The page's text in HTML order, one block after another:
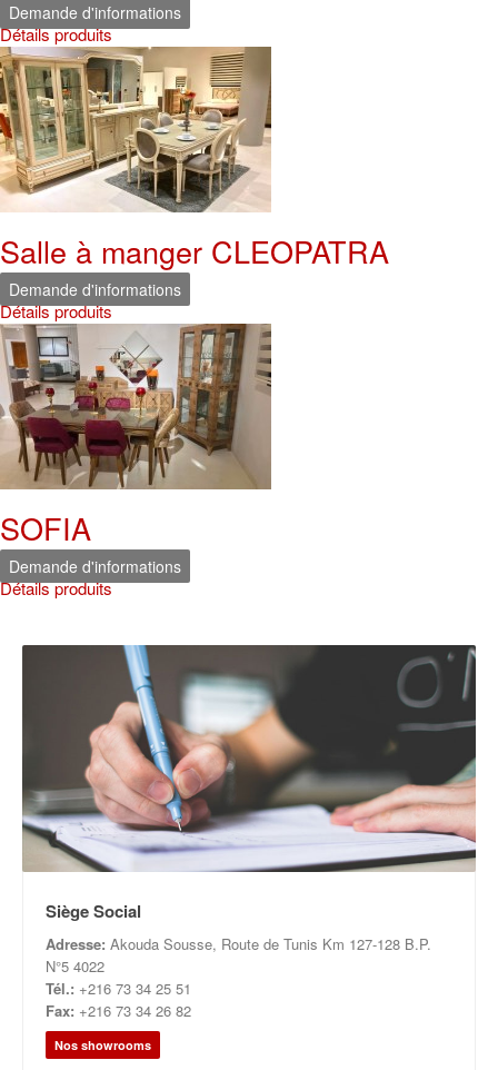
Demande d'informations
Détails produits
Salle à manger CLEOPATRA
Demande d'informations
Détails produits
SOFIA
Demande d'informations
Détails produits
Siège Social
Adresse: Akouda Sousse, Route de Tunis Km 127-128 B.P.
N°5 4022
Tél.: +216 73 34 25 51
Fax: +216 73 34 26 82
Nos showrooms